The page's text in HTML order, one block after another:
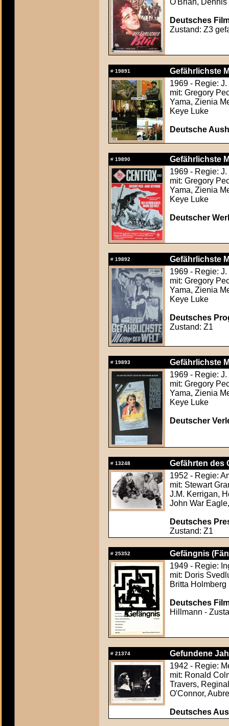
O'Brian, Dennis
Deutsches
Zustand: Z3
# 19891
Gefährlichste
1969 - Regie:
mit: Gregory
Yama, Zienia
Keye Luke
Deutsche
# 19890
Gefährlichste
1969 - Regie:
mit: Gregory
Yama, Zienia
Keye Luke
Deutscher
# 19892
Gefährlichste
1969 - Regie:
mit: Gregory
Yama, Zienia
Keye Luke
Deutsches
Zustand: Z1
# 19893
Gefährlichste
1969 - Regie:
mit: Gregory
Yama, Zienia
Keye Luke
Deutscher
# 13248
Gefährten des
1952 - Regie:
mit: Stewart
J.M. Kerrigan,
John War
Deutsches
Zustand: Z1
# 25352
Gefängnis
1949 - Regie:
mit: Doris
Britta Holmberg
Deutsches
Hillmann -
# 21374
Gefundene
1942 - Regie:
mit: Ronald
Travers,
O'Connor,
Deutsches